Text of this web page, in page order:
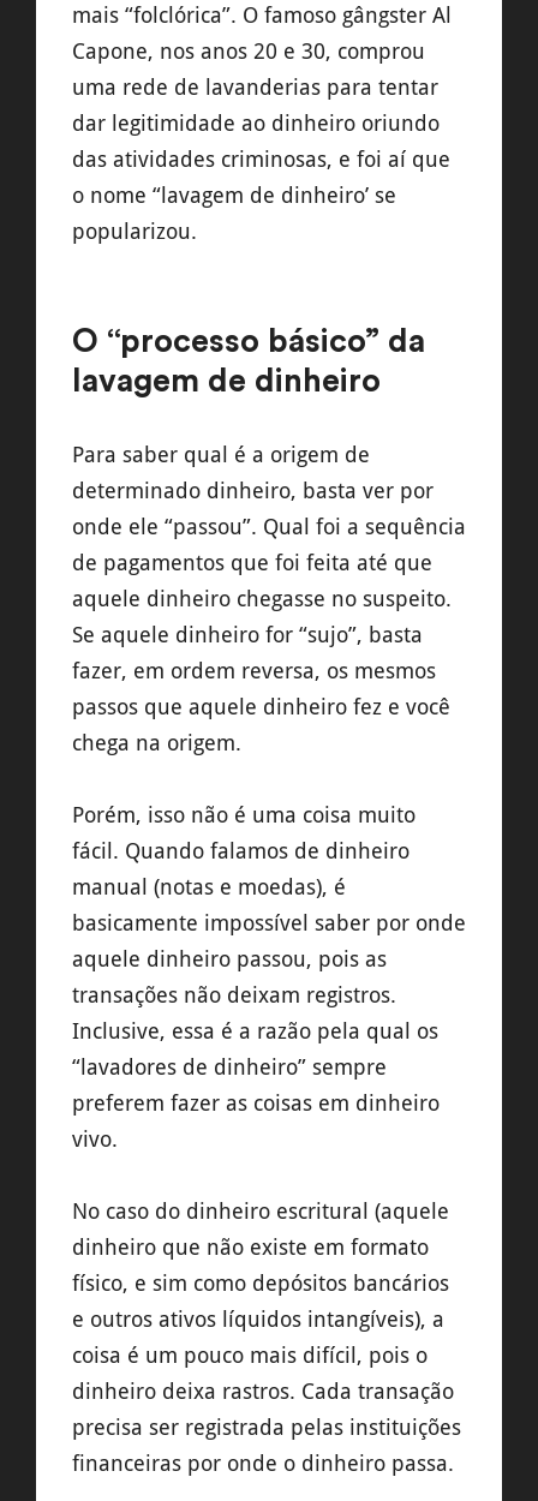
mais “folclórica”. O famoso gângster Al
Capone, nos anos 20 e 30, comprou
uma rede de lavanderias para tentar
dar legitimidade ao dinheiro oriundo
das atividades criminosas, e foi aí que
o nome “lavagem de dinheiro’ se
popularizou.
O “processo básico” da
lavagem de dinheiro
Para saber qual é a origem de
determinado dinheiro, basta ver por
onde ele “passou”. Qual foi a sequência
de pagamentos que foi feita até que
aquele dinheiro chegasse no suspeito.
Se aquele dinheiro for “sujo”, basta
fazer, em ordem reversa, os mesmos
passos que aquele dinheiro fez e você
chega na origem.
Porém, isso não é uma coisa muito
fácil. Quando falamos de dinheiro
manual (notas e moedas), é
basicamente impossível saber por onde
aquele dinheiro passou, pois as
transações não deixam registros.
Inclusive, essa é a razão pela qual os
“lavadores de dinheiro” sempre
preferem fazer as coisas em dinheiro
vivo.
No caso do dinheiro escritural (aquele
dinheiro que não existe em formato
físico, e sim como depósitos bancários
e outros ativos líquidos intangíveis), a
coisa é um pouco mais difícil, pois o
dinheiro deixa rastros. Cada transação
precisa ser registrada pelas instituições
financeiras por onde o dinheiro passa.